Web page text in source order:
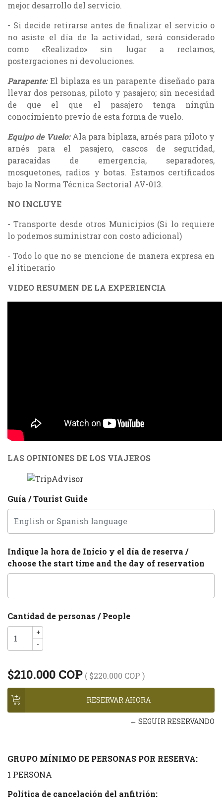
mejor desarrollo del servicio.
- Si decide retirarse antes de finalizar el servicio o
no asiste el día de la actividad, será considerado
como «Realizado» sin lugar a reclamos,
postergaciones ni devoluciones.
Parapente:El biplaza es un parapente diseñado para
llevar dos personas, piloto y pasajero; sin necesidad
de que el que el pasajero tenga ningún
conocimiento previo de esta forma de vuelo.
Equipo de Vuelo:Ala para biplaza, arnés para piloto y
arnés para el pasajero, cascos de seguridad,
paracaídas de emergencia, separadores,
mosquetones, radios y botas. Estamos certificados
bajo la Norma Técnica Sectorial AV-013.
NO INCLUYE
- Transporte desde otros Municipios (Si lo requiere
lo podemos suministrar con costo adicional)
- Todo lo que no se mencione de manera expresa en
el itinerario
VIDEO RESUMEN DE LA EXPERIENCIA
LAS OPINIONES DE LOS VIAJEROS
Guía / Tourist Guide
Indique la hora de Inicio y el día de reserva /
choose the start time and the day of reservation
Cantidad de personas / People
+
-
$210.000 COP( $220.000 COP )
← SEGUIR RESERVANDO
GRUPO MÍNIMO DE PERSONAS POR RESERVA:
1 PERSONA
Política de cancelación del anfitrión: